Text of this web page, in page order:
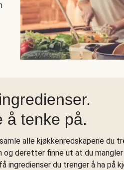
å tenke på.
alle kjøkkenredskapene du
og deretter finne ut at du
ingredienser du trenger å ha på